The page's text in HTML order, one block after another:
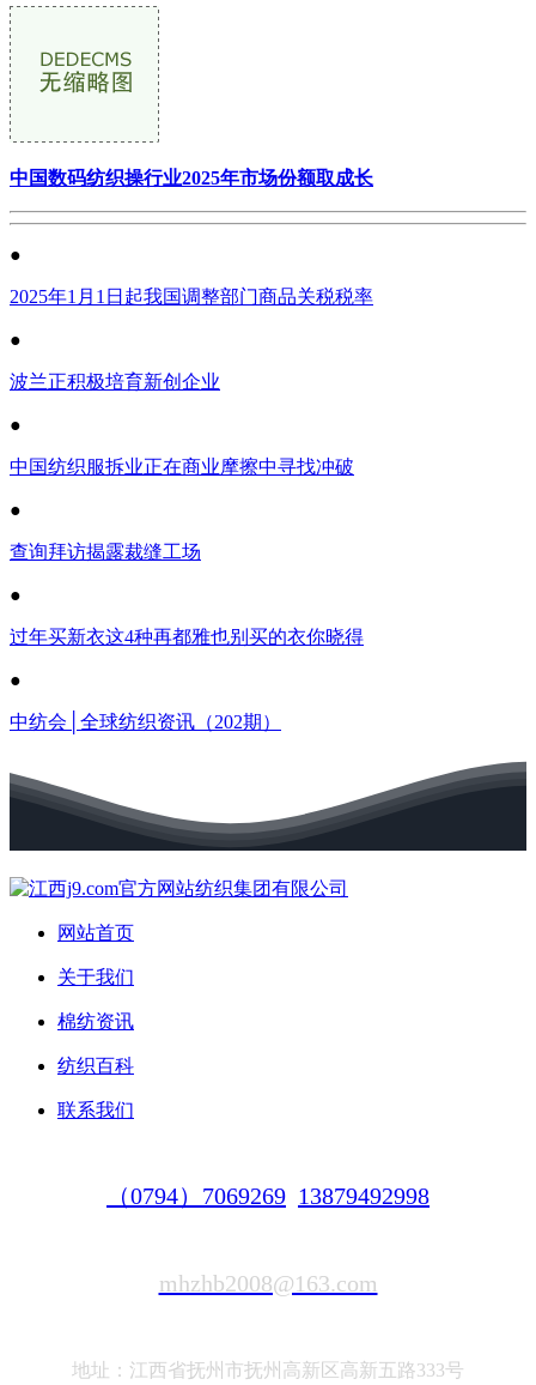
中国数码纺织操行业2025年市场份额取成长
●
2025年1月1日起我国调整部门商品关税税率
●
波兰正积极培育新创企业
●
中国纺织服拆业正在商业摩擦中寻找冲破
●
查询拜访揭露裁缝工场
●
过年买新衣这4种再都雅也别买的衣你晓得
●
中纺会│全球纺织资讯（202期）
网站首页
关于我们
棉纺资讯
纺织百科
联系我们
（0794）7069269 13879492998
mhzhb2008@163.com
地址：江西省抚州市抚州高新区高新五路333号